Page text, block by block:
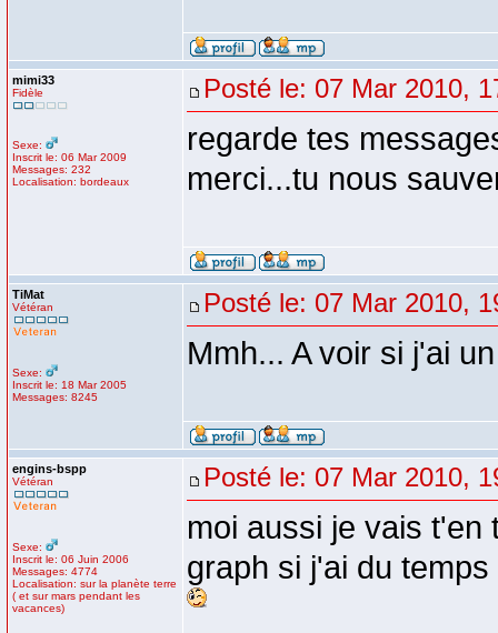
mimi33
Fidèle
Sexe:
Inscrit le: 06 Mar 2009
Messages: 232
Localisation: bordeaux
Posté le: 07 Mar 2010,
regarde tes
merci...tu nous
TiMat
Vétéran
Sexe:
Inscrit le: 18 Mar 2005
Messages: 8245
Posté le: 07 Mar 2010,
Mmh... A voir si j'ai
engins-bspp
Vétéran
Sexe:
Inscrit le: 06 Juin 2006
Messages: 4774
Localisation: sur la planète terre
( et sur mars pendant les
vacances)
Posté le: 07 Mar 2010,
moi aussi je vais t'en
graph si j'ai du